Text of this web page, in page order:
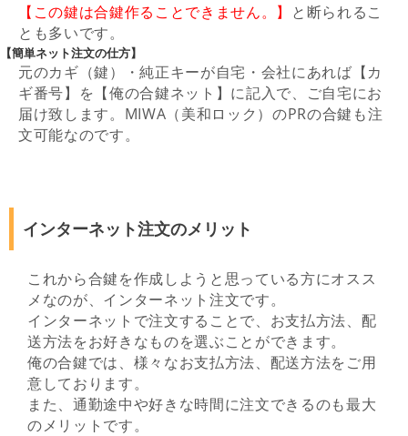
【この鍵は合鍵作ることできません。 】 と断られるこ
とも多いです。
【簡単ネット注文の仕方】
元のカギ（鍵）・純正キーが自宅・会社にあれば【カ
ギ番号】を【俺の合鍵ネット】に記入で、ご自宅にお
届け致します。MIWA（美和ロック）のPRの合鍵も注
文可能なのです。
インターネット注文のメリット
これから合鍵を作成しようと思っている方にオスス
メなのが、インターネット注文です。
インターネットで注文することで、お支払方法、配
送方法をお好きなものを選ぶことができます。
俺の合鍵では、様々なお支払方法、配送方法をご用
意しております。
また、通勤途中や好きな時間に注文できるのも最大
のメリットです。